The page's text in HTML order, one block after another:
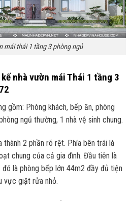
mái thái 1 tầng 3 phòng ngủ
nhà vườn mái Thái 1 tầng 3
gồm: Phòng khách, bếp ăn, phòng
ngủ thường, 1 nhà vệ sinh chung.
thành 2 phần rõ rệt. Phía bên trái là
chung của cả gia đình. Đầu tiên là
là phòng bếp lớn 44m2 đầy đủ tiện
vực giặt rửa nhỏ.